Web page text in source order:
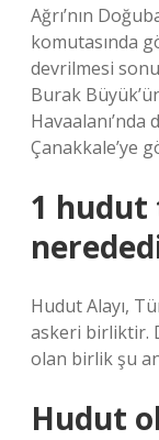
Ağrı’nın
komutasında
devrilmesi
Burak
Çanakkale’ye
1 hudut
Hudut Alayı,
askeri birliktir.
olan birlik şu
Hudut